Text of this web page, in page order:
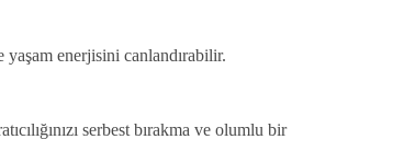
enerjisini canlandırabilir.
serbest bırakma ve olumlu bir